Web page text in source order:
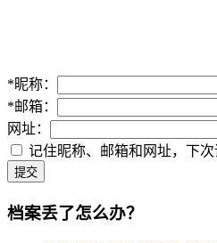
*昵称：
*邮箱：
网址：
记住昵称、邮箱和网址，下次
提交
档案丢了怎么办？